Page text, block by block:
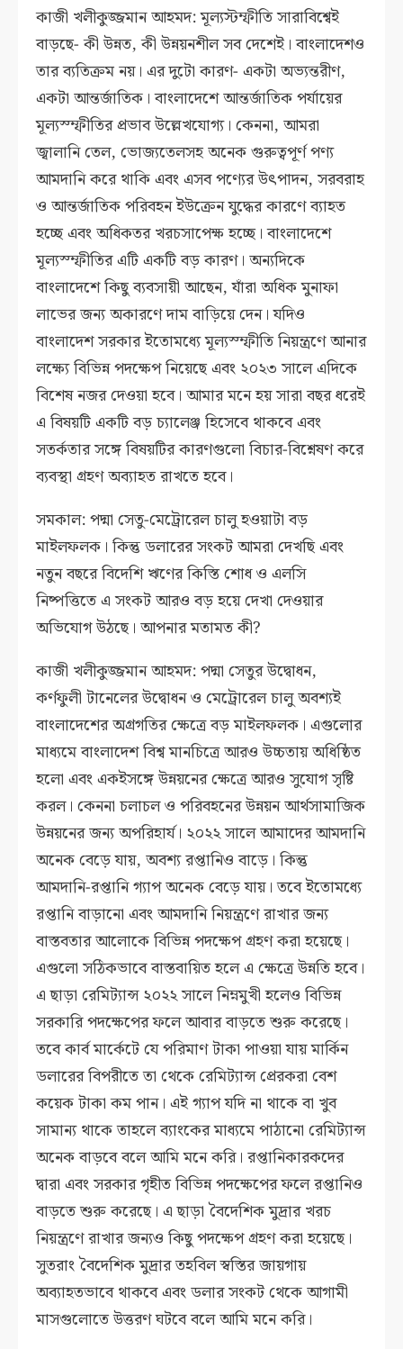
কাজী খলীকুজ্জমান আহমদ: মূল্যস্টম্ফীতি সারাবিশ্বেই
বাড়ছে- কী উন্নত, কী উন্নয়নশীল সব দেশেই। বাংলাদেশও
তার ব্যতিক্রম নয়। এর দুটো কারণ- একটা অভ্যন্তরীণ,
একটা আন্তর্জাতিক। বাংলাদেশে আন্তর্জাতিক পর্যায়ের
মূল্যস্ম্ফীতির প্রভাব উল্লেখযোগ্য। কেননা, আমরা
জ্বালানি তেল, ভোজ্যতেলসহ অনেক গুরুত্বপূর্ণ পণ্য
আমদানি করে থাকি এবং এসব পণ্যের উৎপাদন, সরবরাহ
ও আন্তর্জাতিক পরিবহন ইউক্রেন যুদ্ধের কারণে ব্যাহত
হচ্ছে এবং অধিকতর খরচসাপেক্ষ হচ্ছে। বাংলাদেশে
মূল্যস্ম্ফীতির এটি একটি বড় কারণ। অন্যদিকে
বাংলাদেশে কিছু ব্যবসায়ী আছেন, যাঁরা অধিক মুনাফা
লাভের জন্য অকারণে দাম বাড়িয়ে দেন। যদিও
বাংলাদেশ সরকার ইতোমধ্যে মূল্যস্ম্ফীতি নিয়ন্ত্রণে আনার
লক্ষ্যে বিভিন্ন পদক্ষেপ নিয়েছে এবং ২০২৩ সালে এদিকে
বিশেষ নজর দেওয়া হবে। আমার মনে হয় সারা বছর ধরেই
এ বিষয়টি একটি বড় চ্যালেঞ্জ হিসেবে থাকবে এবং
সতর্কতার সঙ্গে বিষয়টির কারণগুলো বিচার-বিশ্নেষণ করে
ব্যবস্থা গ্রহণ অব্যাহত রাখতে হবে।
সমকাল: পদ্মা সেতু-মেট্রোরেল চালু হওয়াটা বড়
মাইলফলক। কিন্তু ডলারের সংকট আমরা দেখছি এবং
নতুন বছরে বিদেশি ঋণের কিস্তি শোধ ও এলসি
নিষ্পত্তিতে এ সংকট আরও বড় হয়ে দেখা দেওয়ার
অভিযোগ উঠছে। আপনার মতামত কী?
কাজী খলীকুজ্জমান আহমদ: পদ্মা সেতুর উদ্বোধন,
কর্ণফুলী টানেলের উদ্বোধন ও মেট্রোরেল চালু অবশ্যই
বাংলাদেশের অগ্রগতির ক্ষেত্রে বড় মাইলফলক। এগুলোর
মাধ্যমে বাংলাদেশ বিশ্ব মানচিত্রে আরও উচ্চতায় অধিষ্ঠিত
হলো এবং একইসঙ্গে উন্নয়নের ক্ষেত্রে আরও সুযোগ সৃষ্টি
করল। কেননা চলাচল ও পরিবহনের উন্নয়ন আর্থসামাজিক
উন্নয়নের জন্য অপরিহার্য। ২০২২ সালে আমাদের আমদানি
অনেক বেড়ে যায়, অবশ্য রপ্তানিও বাড়ে। কিন্তু
আমদানি-রপ্তানি গ্যাপ অনেক বেড়ে যায়। তবে ইতোমধ্যে
রপ্তানি বাড়ানো এবং আমদানি নিয়ন্ত্রণে রাখার জন্য
বাস্তবতার আলোকে বিভিন্ন পদক্ষেপ গ্রহণ করা হয়েছে।
এগুলো সঠিকভাবে বাস্তবায়িত হলে এ ক্ষেত্রে উন্নতি হবে।
এ ছাড়া রেমিট্যান্স ২০২২ সালে নিম্নমুখী হলেও বিভিন্ন
সরকারি পদক্ষেপের ফলে আবার বাড়তে শুরু করেছে।
তবে কার্ব মার্কেটে যে পরিমাণ টাকা পাওয়া যায় মার্কিন
ডলারের বিপরীতে তা থেকে রেমিট্যান্স প্রেরকরা বেশ
কয়েক টাকা কম পান। এই গ্যাপ যদি না থাকে বা খুব
সামান্য থাকে তাহলে ব্যাংকের মাধ্যমে পাঠানো রেমিট্যান্স
অনেক বাড়বে বলে আমি মনে করি। রপ্তানিকারকদের
দ্বারা এবং সরকার গৃহীত বিভিন্ন পদক্ষেপের ফলে রপ্তানিও
বাড়তে শুরু করেছে। এ ছাড়া বৈদেশিক মুদ্রার খরচ
নিয়ন্ত্রণে রাখার জন্যও কিছু পদক্ষেপ গ্রহণ করা হয়েছে।
সুতরাং বৈদেশিক মুদ্রার তহবিল স্বস্তির জায়গায়
অব্যাহতভাবে থাকবে এবং ডলার সংকট থেকে আগামী
মাসগুলোতে উত্তরণ ঘটবে বলে আমি মনে করি।